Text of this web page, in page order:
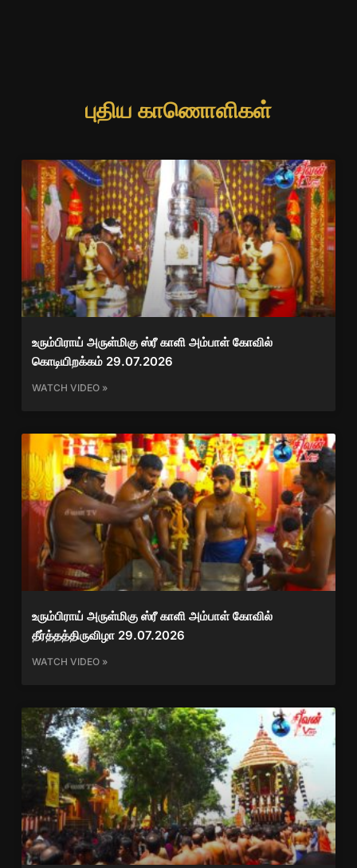
புதிய காணொளிகள்
உரும்பிராய் அருள்மிகு ஸ்ரீ காளி அம்பாள் கோவில்
கொடியிறக்கம் 29.07.2026
WATCH VIDEO »
உரும்பிராய் அருள்மிகு ஸ்ரீ காளி அம்பாள் கோவில்
தீர்த்தத்திருவிழா 29.07.2026
WATCH VIDEO »